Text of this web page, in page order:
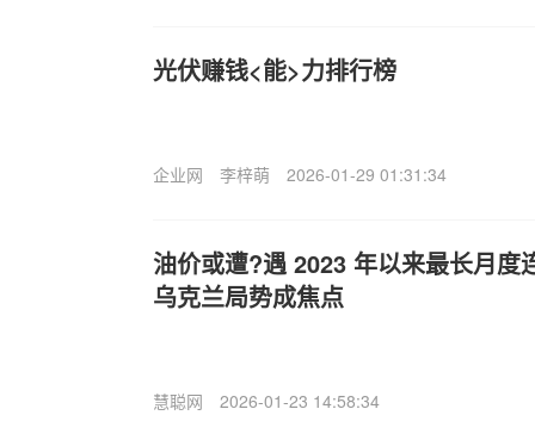
光伏赚钱<能>力排行榜
企业网 李梓萌 2026-01-29 01:31:34
油价或遭?遇 2023 年以来最长月度
乌克兰局势成焦点
慧聪网 2026-01-23 14:58:34